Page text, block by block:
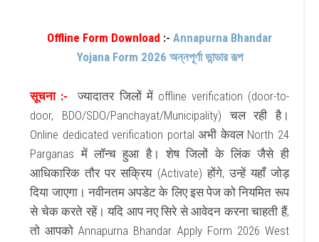
Offline Form Download :- Annapurna Bhandar
Yojana Form 2026 অন্নপূর্ণা ভান্ডার রূপ
सूचना :-
ज्यादातर जिलों में offline verification (door-to-
door, BDO/SDO/Panchayat/Municipality) चल रही है।
Online dedicated verification portal अभी केवल North 24
Parganas में लॉन्च हुआ है। शेष जिलों के लिंक जैसे ही
आधिकारिक तौर पर सक्रिय (Activate) होंगे, उन्हें यहाँ जोड़
दिया जाएगा। नवीनतम अपडेट के लिए इस पेज को नियमित रूप
से चेक करते रहें। यदि आप नए सिरे से आवेदन करना चाहती हैं,
तो आपको Annapurna Bhandar Apply Form 2026 West